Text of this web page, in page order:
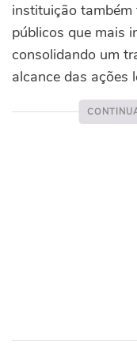
instituição
públicos que mais
consolidando um
alcance das ações